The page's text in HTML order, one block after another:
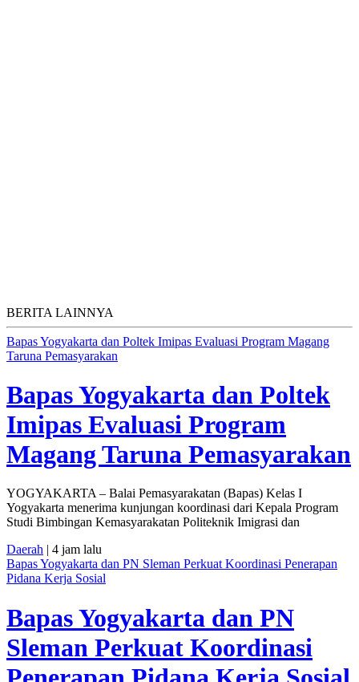
BERITA LAINNYA
Bapas Yogyakarta dan Poltek Imipas Evaluasi Program Magang
Taruna Pemasyarakan
Bapas Yogyakarta dan Poltek
Imipas Evaluasi Program
Magang Taruna Pemasyarakan
YOGYAKARTA – Balai Pemasyarakatan (Bapas) Kelas I
Yogyakarta menerima kunjungan koordinasi dari Kepala Program
Studi Bimbingan Kemasyarakatan Politeknik Imigrasi dan
Daerah | 4 jam lalu
Bapas Yogyakarta dan PN Sleman Perkuat Koordinasi Penerapan
Pidana Kerja Sosial
Bapas Yogyakarta dan PN
Sleman Perkuat Koordinasi